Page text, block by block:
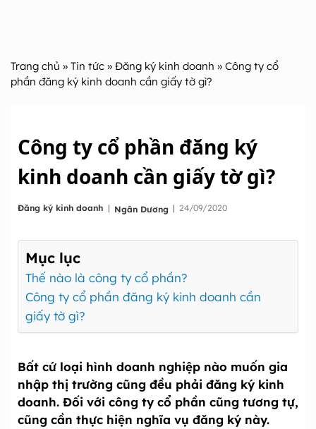
Trang chủ » Tin tức » Đăng ký kinh doanh » Công ty cổ
phần đăng ký kinh doanh cần giấy tờ gì?
Công ty cổ phần đăng ký
kinh doanh cần giấy tờ gì?
Đăng ký kinh doanh | Ngân Dương | 24/09/2020
Mục lục
Thế nào là công ty cổ phần?
Công ty cổ phần đăng ký kinh doanh cần
giấy tờ gì?
Bất cứ loại hình doanh nghiệp nào muốn gia
nhập thị trường cũng đều phải đăng ký kinh
doanh. Đối với công ty cổ phần cũng tương tự,
cũng cần thực hiện nghĩa vụ đăng ký này.